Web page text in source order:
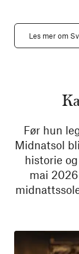
Les mer om
Før hun
Midnatsol
historie
mai